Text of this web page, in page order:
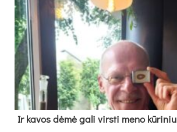
Ir ka­vos dė­mė ga­li virs­ti me­no kū­ri­niu